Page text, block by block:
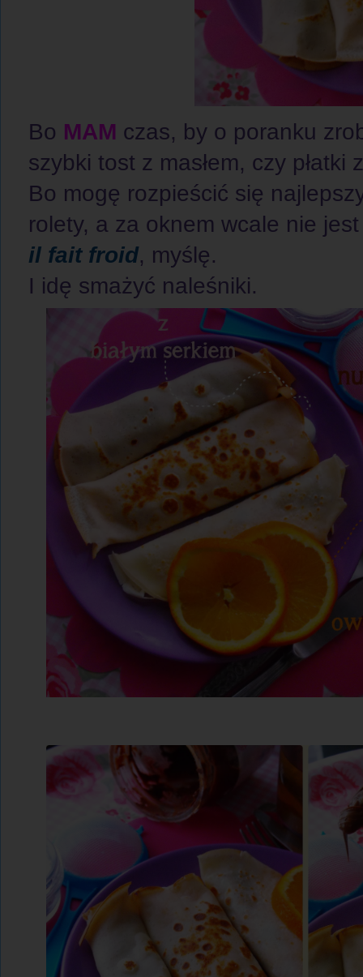
Bo MAM czas, by o poranku
szybki tost z masłem, czy płatki
Bo mogę rozpieścić się
rolety, a za oknem wcale nie
il fait froid, myślę.
I idę smażyć naleśniki.